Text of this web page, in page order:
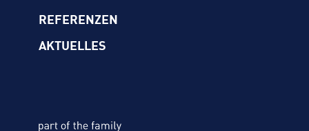
REFERENZEN
AKTUELLES